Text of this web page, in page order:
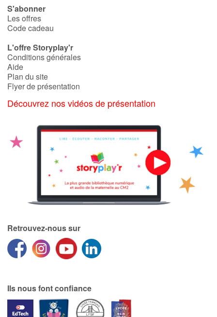
Catalogue anglais
Contraste +
Aide
Écoles
Vidéos & Tutoriaux
Blog
Actualités
Rencontres et témoignages
S'abonner
Les offres
Code cadeau
L'offre Storyplay'r
Conditions générales
Aide
Plan du site
Flyer de présentation
Découvrez nos vidéos de présentation
Retrouvez-nous sur
Ils nous font confiance